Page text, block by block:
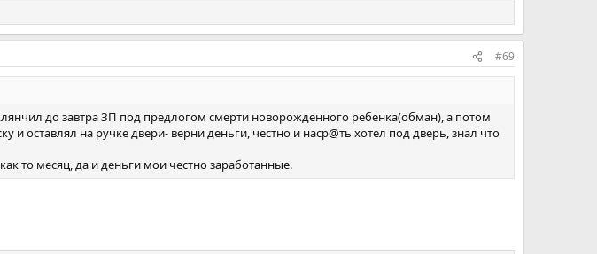
#69
до завтра ЗП под предлогом смерти новорожденного ребенка(обман), а потом
и оставлял на ручке двери- верни деньги, честно и наср@ть хотел под дверь, знал что
то месяц, да и деньги мои честно заработанные.